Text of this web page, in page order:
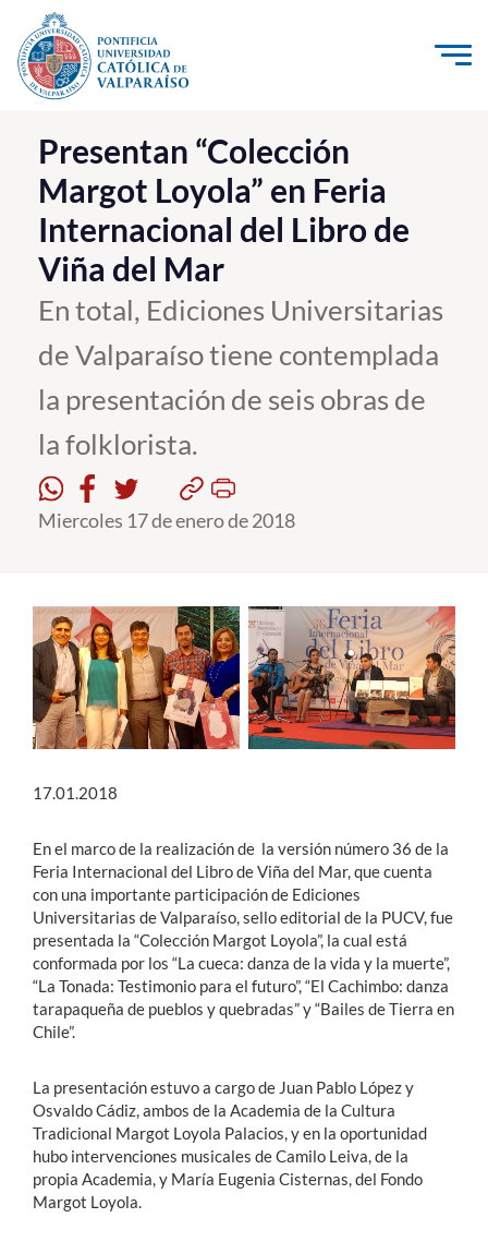
Click acá para ir directamente al contenido
La Universidad
Investigación, Creación e Innovación
PUCV Internacional
Vinculación con el Medio
Admisión
Pregrado
Postgrado
Formación Continua
Funcionarios
Alumni
Presentan “Colección
Margot Loyola” en Feria
Internacional del Libro de
Viña del Mar
En total, Ediciones Universitarias
de Valparaíso tiene contemplada
la presentación de seis obras de
la folklorista.
Miercoles 17 de enero de 2018
17.01.2018
En el marco de la realización de la versión número 36 de la
Feria Internacional del Libro de Viña del Mar, que cuenta
con una importante participación de Ediciones
Universitarias de Valparaíso, sello editorial de la PUCV, fue
presentada la “Colección Margot Loyola”, la cual está
conformada por los “La cueca: danza de la vida y la muerte”,
“La Tonada: Testimonio para el futuro”, “El Cachimbo: danza
tarapaqueña de pueblos y quebradas” y “Bailes de Tierra en
Chile”.
La presentación estuvo a cargo de Juan Pablo López y
Osvaldo Cádiz, ambos de la Academia de la Cultura
Tradicional Margot Loyola Palacios, y en la oportunidad
hubo intervenciones musicales de Camilo Leiva, de la
propia Academia, y María Eugenia Cisternas, del Fondo
Margot Loyola.